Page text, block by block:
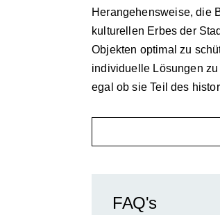
Herangehensweise, die
kulturellen Erbes der
Objekten optimal zu
individuelle Lösungen
egal ob sie Teil des
FAQ's